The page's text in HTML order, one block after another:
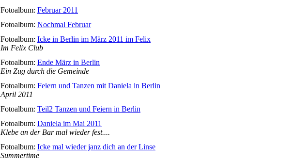
Fotoalbum: Februar 2011
Fotoalbum: Nochmal Februar
Fotoalbum: Icke in Berlin im März 2011 im Felix
Im Felix Club
Fotoalbum: Ende März in Berlin
Ein Zug durch die Gemeinde
Fotoalbum: Feiern und Tanzen mit Daniela in Berlin
April 2011
Fotoalbum: Teil2 Tanzen und Feiern in Berlin
Fotoalbum: Daniela im Mai 2011
Klebe an der Bar mal wieder fest....
Fotoalbum: Icke mal wieder janz dich an der Linse
Summertime